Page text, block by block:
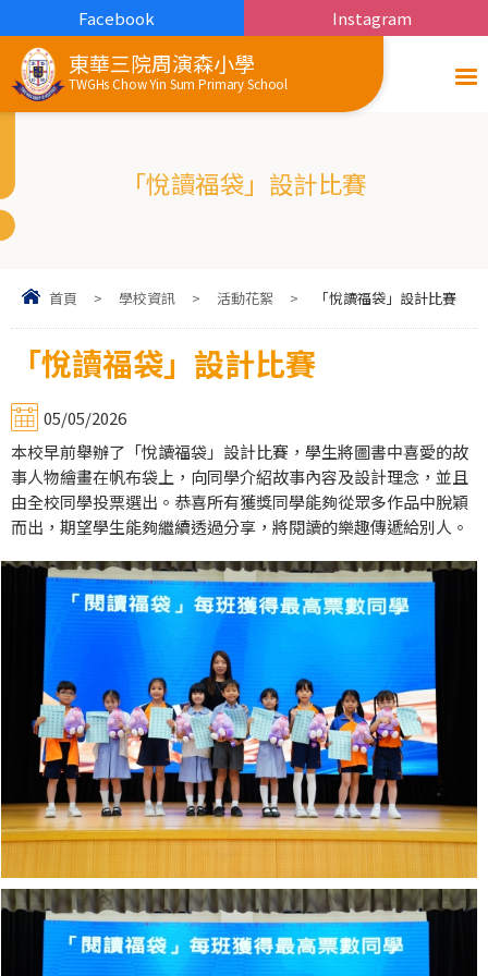
東華三院周演森小學
TWGHs Chow Yin Sum Primary School
Facebook Instagram
「悅讀福袋」設計比賽
首頁 > 學校資訊 > 活動花絮 > 「悅讀福袋」設計比賽
「悅讀福袋」設計比賽
05/05/2026
本校早前舉辦了「悅讀福袋」設計比賽，學生將圖書中喜愛的故
事人物繪畫在帆布袋上，向同學介紹故事內容及設計理念，並且
由全校同學投票選出。恭喜所有獲獎同學能夠從眾多作品中脫穎
而出，期望學生能夠繼續透過分享，將閱讀的樂趣傳遞給別人。